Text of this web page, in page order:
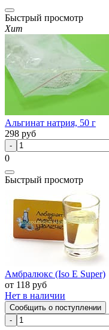
Быстрый просмотр
Хит
Альгинат натрия, 50 г
298 руб
0
Быстрый просмотр
Амбралюкс (Iso E Super)
от 118 руб
Нет в наличии
Сообщить о поступлении